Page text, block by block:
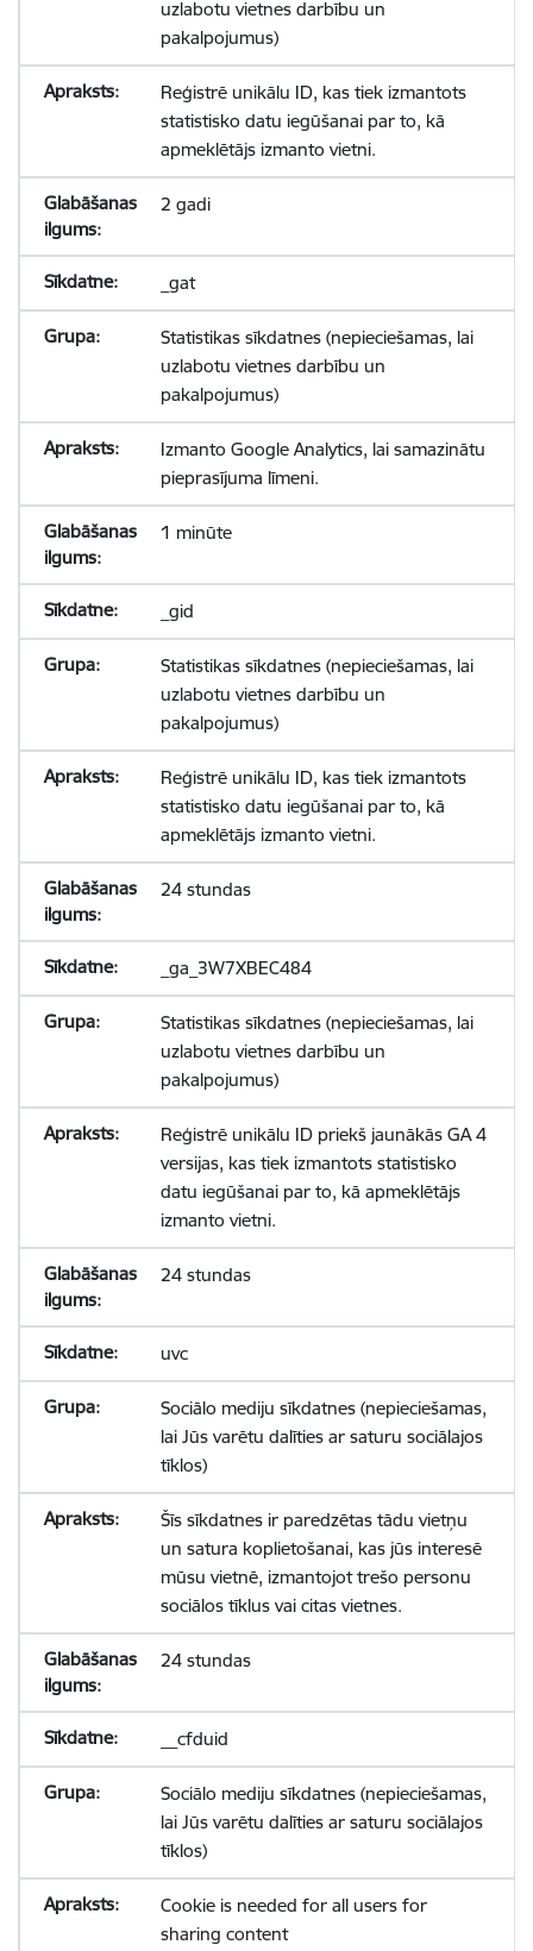
uzlabotu vietnes darbību un
pakalpojumus)
Reģistrē unikālu ID, kas tiek izmantots
statistisko datu iegūšanai par to, kā
apmeklētājs izmanto vietni.
2 gadi
_gat
Statistikas sīkdatnes (nepieciešamas, lai
uzlabotu vietnes darbību un
pakalpojumus)
Izmanto Google Analytics, lai samazinātu
pieprasījuma līmeni.
1 minūte
_gid
Statistikas sīkdatnes (nepieciešamas, lai
uzlabotu vietnes darbību un
pakalpojumus)
Reģistrē unikālu ID, kas tiek izmantots
statistisko datu iegūšanai par to, kā
apmeklētājs izmanto vietni.
24 stundas
_ga_3W7XBEC484
Statistikas sīkdatnes (nepieciešamas, lai
uzlabotu vietnes darbību un
pakalpojumus)
Reģistrē unikālu ID priekš jaunākās GA 4
versijas, kas tiek izmantots statistisko
datu iegūšanai par to, kā apmeklētājs
izmanto vietni.
24 stundas
uvc
Sociālo mediju sīkdatnes (nepieciešamas,
lai Jūs varētu dalīties ar saturu sociālajos
tīklos)
Šīs sīkdatnes ir paredzētas tādu vietņu
un satura koplietošanai, kas jūs interesē
mūsu vietnē, izmantojot trešo personu
sociālos tīklus vai citas vietnes.
24 stundas
__cfduid
Sociālo mediju sīkdatnes (nepieciešamas,
lai Jūs varētu dalīties ar saturu sociālajos
tīklos)
Cookie is needed for all users for
sharing content